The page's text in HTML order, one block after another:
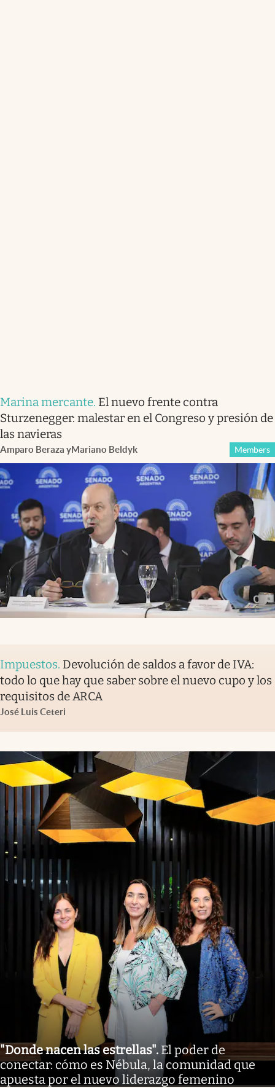
Marina mercante. El nuevo frente contra
Sturzenegger: malestar en el Congreso y presión de
las navieras
Amparo Beraza yMariano Beldyk Members
Impuestos. Devolución de saldos a favor de IVA:
todo lo que hay que saber sobre el nuevo cupo y los
requisitos de ARCA
José Luis Ceteri
"Donde nacen las estrellas". El poder de
conectar: cómo es Nébula, la comunidad que
apuesta por el nuevo liderazgo femenino